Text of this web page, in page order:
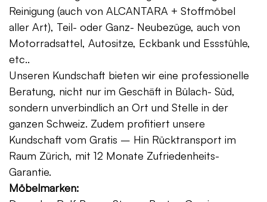
Reinigung (auch von ALCANTARA + Stoffmöbel
aller Art), Teil- oder Ganz- Neubezüge, auch von
Motorradsattel, Autositze, Eckbank und Essstühle,
etc..
Unseren Kundschaft bieten wir eine professionelle
Beratung, nicht nur im Geschäft in Bülach- Süd,
sondern unverbindlich an Ort und Stelle in der
ganzen Schweiz. Zudem profitiert unsere
Kundschaft vom Gratis – Hin Rücktransport im
Raum Zürich, mit 12 Monate Zufriedenheits-
Garantie.
Möbelmarken: